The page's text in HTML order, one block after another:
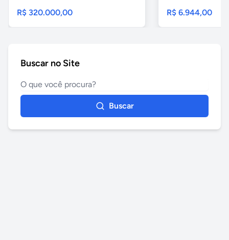
R$ 320.000,00 R$ 6.944,00
Buscar no Site
Buscar